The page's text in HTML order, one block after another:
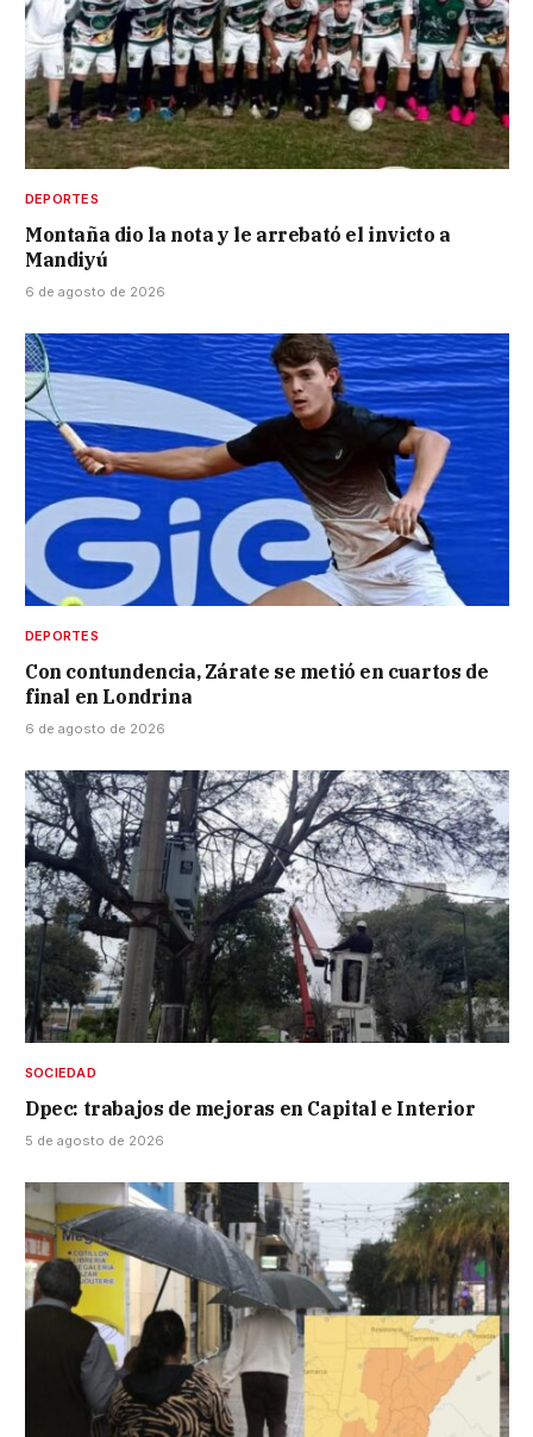
DEPORTES
Montaña dio la nota y le arrebató el invicto a
Mandiyú
6 de agosto de 2026
DEPORTES
Con contundencia, Zárate se metió en cuartos de
final en Londrina
6 de agosto de 2026
SOCIEDAD
Dpec: trabajos de mejoras en Capital e Interior
5 de agosto de 2026